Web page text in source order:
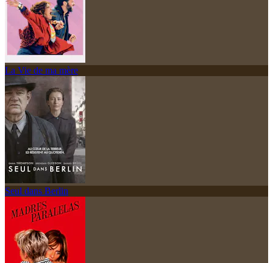
La Vie de ma mère
Seul dans Berlin